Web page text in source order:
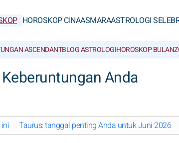
HOROSKOP CINAASMARAASTROLOGI
ASCENDANTBLOG ASTROLOGIHOROSKOP BULAN
Anda
Taurus: tanggal penting Anda untuk Juni 2026